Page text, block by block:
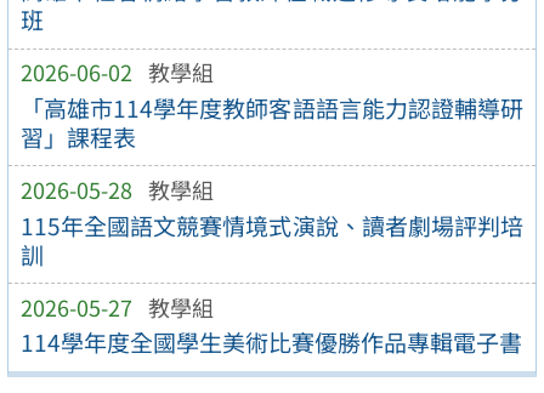
班
2026-06-02 教學組
「高雄市114學年度教師客語語言能力認證輔導研
習」課程表
2026-05-28 教學組
115年全國語文競賽情境式演說、讀者劇場評判培
訓
2026-05-27 教學組
114學年度全國學生美術比賽優勝作品專輯電子書